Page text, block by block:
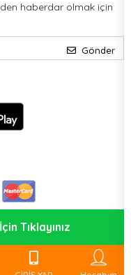
haberdar olmak için
Gönder
Tıklayınız